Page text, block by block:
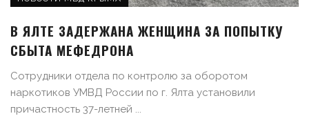
В ЯЛТЕ ЗАДЕРЖАНА ЖЕНЩИНА ЗА ПОПЫТКУ
СБЫТА МЕФЕДРОНА
Сотрудники отдела по контролю за оборотом
наркотиков УМВД России по г. Ялта установили
причастность 37-летней ...